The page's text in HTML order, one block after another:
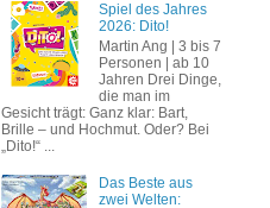
Spiel des Jahres
2026: Dito!
Martin Ang | 3 bis 7
Personen | ab 10
Jahren Drei Dinge,
die man im
Gesicht trägt: Ganz klar: Bart,
Brille – und Hochmut. Oder? Bei
„Dito!“ ...
Das Beste aus
zwei Welten: